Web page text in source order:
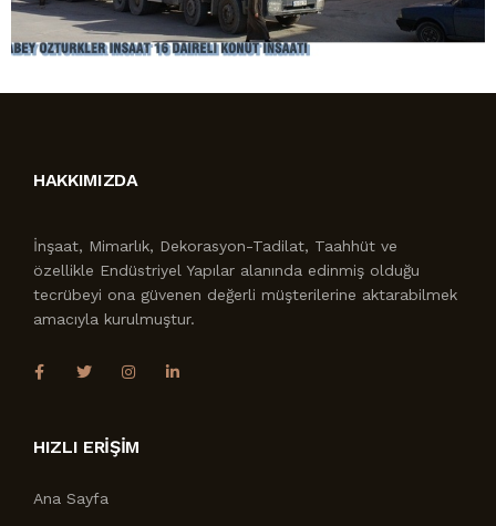
HAKKIMIZDA
İnşaat, Mimarlık, Dekorasyon-Tadilat, Taahhüt ve
özellikle Endüstriyel Yapılar alanında edinmiş olduğu
tecrübeyi ona güvenen değerli müşterilerine aktarabilmek
amacıyla kurulmuştur.
HIZLI ERİŞİM
Ana Sayfa